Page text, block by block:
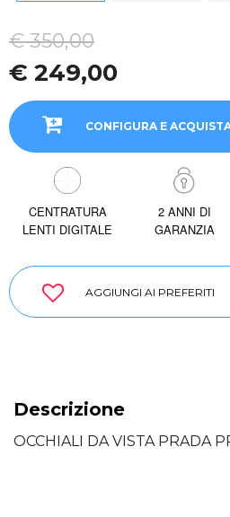
€ 350,00
€ 249,00
CONFIGURA E
CENTRATURA
LENTI DIGITALE
2 ANNI DI
GARANZIA
AGGIUNGI AI PREFERITI
Descrizione
OCCHIALI DA VISTA PRADA